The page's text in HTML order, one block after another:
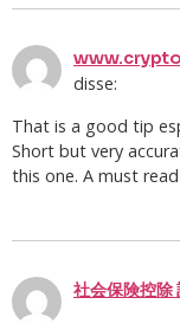
disse:
That is a good tip
Short but very
this one. A must
社会保険控除